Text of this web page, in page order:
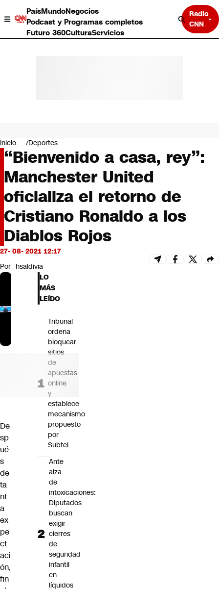
PaísMundoNegocios
Podcast y Programas completos
Futuro 360CulturaServicios
Radio
CNN
Negocios
Deportes
Programas completos
Cultura
Servicios
Bits
CNN tiempo
Futuro 360
Opinión
Inicio Deportes
“Bienvenido a casa, rey”:
Manchester United
oficializa el retorno de
Cristiano Ronaldo a los
Diablos Rojos
27- 08- 2021 12:17
Por hsaldivia
De
sp
ué
s
de
ta
nt
a
ex
pe
ct
aci
ón,
fin
LO
MÁS
LEÍDO
Tribunal
ordena
bloquear
sitios
de
apuestas
online
y
establece
mecanismo
propuesto
por
Subtel
Ante
alza
de
intoxicaciones:
Diputados
buscan
exigir
cierres
de
seguridad
infantil
en
líquidos